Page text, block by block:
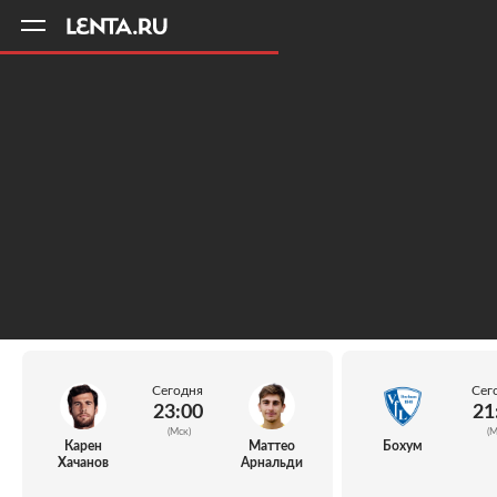
Карен
Хачанов
Сегодня
23:00
(Мск)
Маттео
Арнальди
Бохум